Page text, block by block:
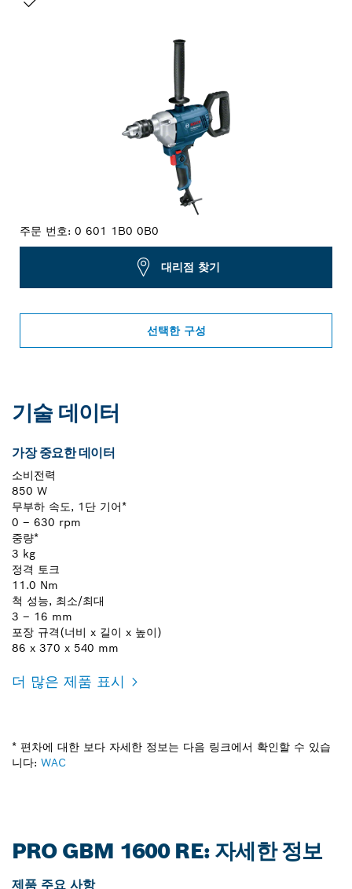
주문 번호: 0 601 1B0 0B0
대리점 찾기
선택한 구성
기술 데이터
가장 중요한 데이터
소비전력
850 W
무부하 속도, 1단 기어*
0 – 630 rpm
중량*
3 kg
정격 토크
11.0 Nm
척 성능, 최소/최대
3 – 16 mm
포장 규격(너비 x 길이 x 높이)
86 x 370 x 540 mm
더 많은 제품 표시
* 편차에 대한 보다 자세한 정보는 다음 링크에서 확인할 수 있습
니다: WAC
PRO GBM 1600 RE: 자세한 정보
제품 주요 사항